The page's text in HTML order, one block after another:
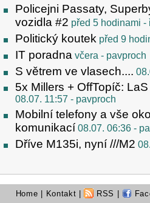
Policejni Passaty,
vozidla #2 před 5 hodinami -
Politický koutek před 9
IT poradna včera - pavproch
S větrem ve vlasech....
5x Millers + OffTopíč:
08.07. 11:57 - pavproch
Mobilní telefony a vše
komunikací 08.07. 06:36 -
Dříve M135i, nyní ///M2
Home Kontakt RSS